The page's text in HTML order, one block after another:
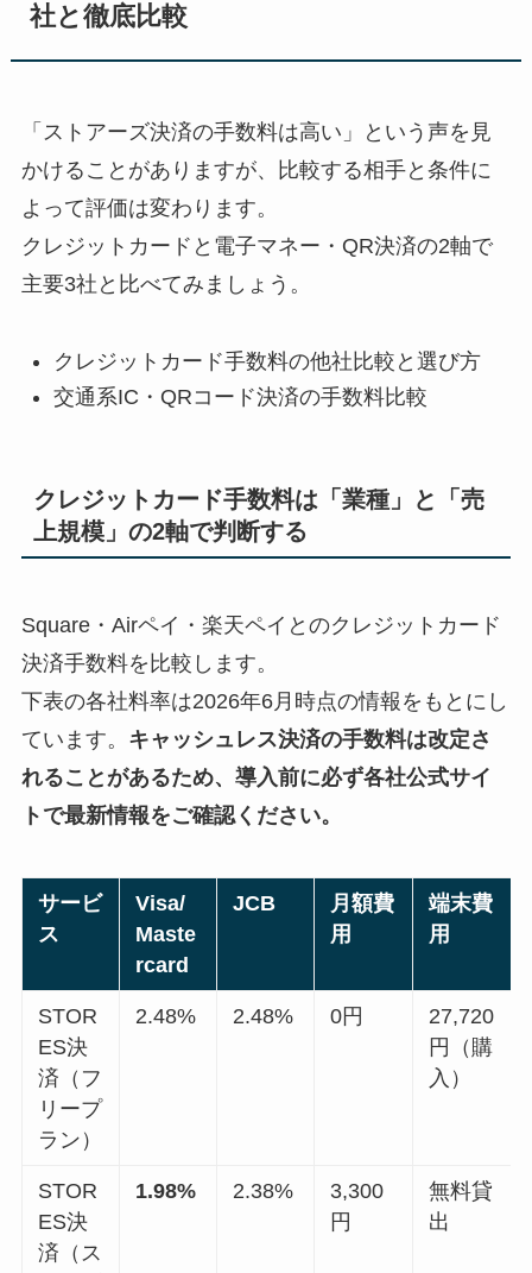
社と徹底比較
「ストアーズ決済の手数料は高い」という声を見
かけることがありますが、比較する相手と条件に
よって評価は変わります。
クレジットカードと電子マネー・QR決済の2軸で
主要3社と比べてみましょう。
クレジットカード手数料の他社比較と選び方
交通系IC・QRコード決済の手数料比較
クレジットカード手数料は「業種」と「売
上規模」の2軸で判断する
Square・Airペイ・楽天ペイとのクレジットカード
決済手数料を比較します。
下表の各社料率は2026年6月時点の情報をもとにし
ています。 キャッシュレス決済の手数料は改定さ
れることがあるため、導入前に必ず各社公式サイ
トで最新情報をご確認ください。
サービ
ス
Visa/
Maste
rcard
JCB
月額費
用
端末費
用
STOR
ES決
済（フ
リープ
ラン）
2.48% 2.48% 0円
27,720
円（購
入）
STOR
ES決
済（ス
1.98% 2.38%
3,300
円
無料貸
出